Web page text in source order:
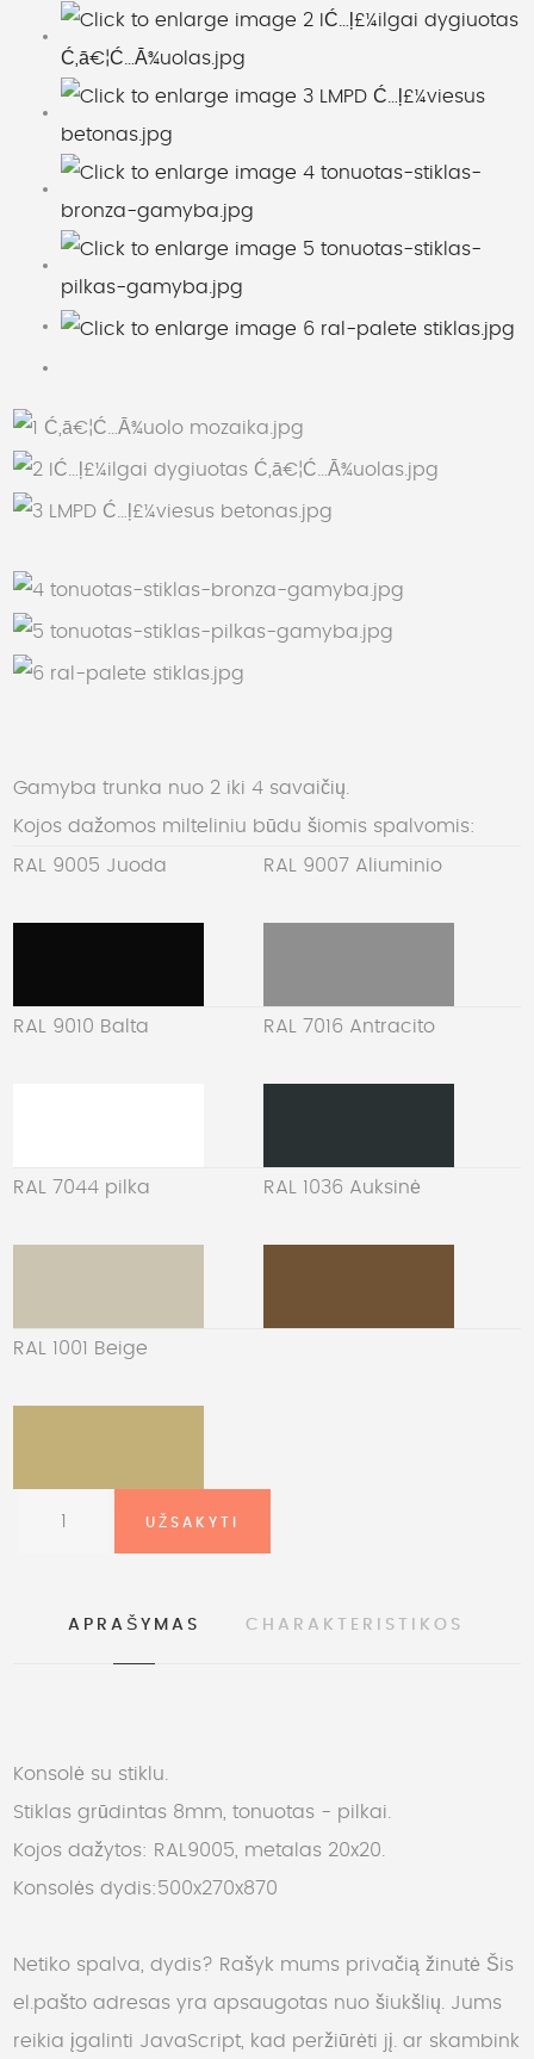
Gamyba trunka nuo 2 iki 4 savaičių.
Kojos dažomos milteliniu būdu šiomis spalvomis:
RAL 9005 Juoda RAL 9007 Aliuminio
RAL 9010 Balta RAL 7016 Antracito
RAL 7044 pilka RAL 1036 Auksinė
RAL 1001 Beige
APRAŠYMAS CHARAKTERISTIKOS
Konsolė su stiklu.
Stiklas grūdintas 8mm, tonuotas - pilkai.
Kojos dažytos: RAL9005, metalas 20x20.
Konsolės dydis:500x270x870
Netiko spalva, dydis? Rašyk mums privačią žinutė Šis
el.pašto adresas yra apsaugotas nuo šiukšlių. Jums
reikia įgalinti JavaScript, kad peržiūrėti jį. ar skambink